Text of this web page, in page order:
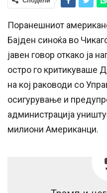
Поранешниот
Бајден синоќа во
јавен говор откако ја
остро го критикуваше
на кој раководи со
осигурување и
администрација
милиони Американци.